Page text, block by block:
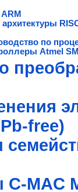
по
Atmel
free)
MAC